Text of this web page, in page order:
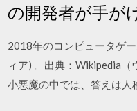
の開発者が手が
2018年のコンピュータゲ
ィア) 。出典：Wikipedia（
小悪魔の中では、答えは人